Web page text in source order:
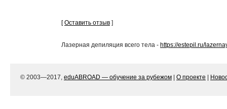
[Оставить отзыв ]
Лазерная депиляция всего тела - https://estepil.ru/
© 2003—2017, eduABROAD — обучение за рубежом О проекте